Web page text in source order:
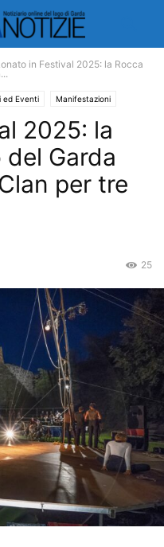
in Festival 2025: la Rocca
ed Eventi Manifestazioni
2025: la
Garda
per tre
25